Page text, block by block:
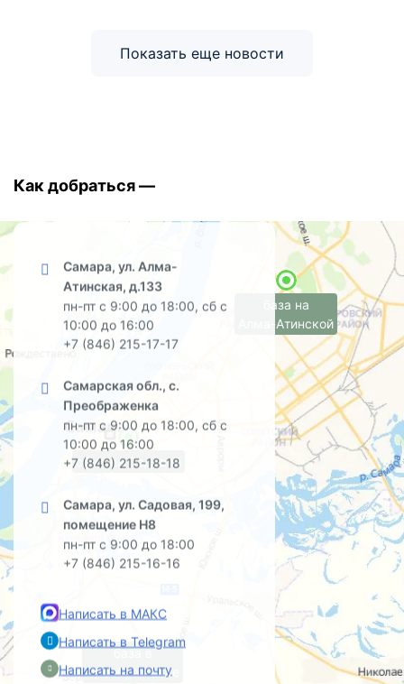
Показать еще новости
Как добраться —
Самара, ул. Алма-
Атинская, д.133
пн-пт с 9:00 до 18:00, сб с
10:00 до 16:00
+7 (846) 215-17-17
Самарская обл., с.
Преображенка
пн-пт с 9:00 до 18:00, сб с
10:00 до 16:00
+7 (846) 215-18-18
Самара, ул. Садовая, 199,
помещение Н8
пн-пт с 9:00 до 18:00
+7 (846) 215-16-16
Написать в МАКС
Написать в Telegram
Написать на почту
офис на Садовой
база в
Преображенке
база на
Алма-Атинской